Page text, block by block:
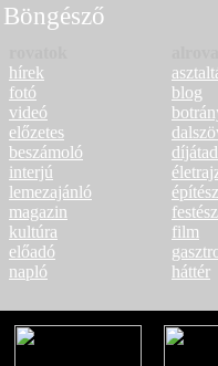
Böngésző
hírek
fotó
videó
előzetes
beszámoló
interjú
lemezajánló
magazin
kultúra
előadó
napló
blog
film
háttér